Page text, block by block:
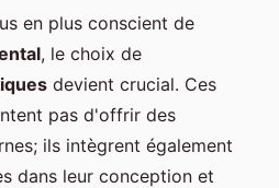
en plus conscient de
, le choix de
devient crucial. Ces
pas d'offrir des
ils intègrent également
dans leur conception et